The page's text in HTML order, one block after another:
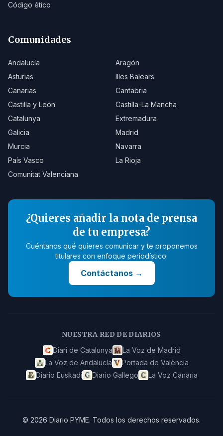
Código ético
Comunidades
Andalucía
Aragón
Asturias
Illes Balears
Canarias
Cantabria
Castilla y León
Castilla-La Mancha
Catalunya
Extremadura
Galicia
Madrid
Murcia
Navarra
País Vasco
La Rioja
Comunitat Valenciana
¿Quieres añadir la nota de prensa
de tu empresa?
Cuéntanos qué quieres comunicar y te proponemos
titulares con enfoque periodístico.
Contáctanos→
NUESTRA RED DE DIARIOS
Diari de Catalunya
La Voz de Madrid
La Voz de Andalucía
Portada de València
Diario Euskadi
Diario Gallego La Voz Canaria
© 2026 Diario PYME. Todos los derechos reservados.